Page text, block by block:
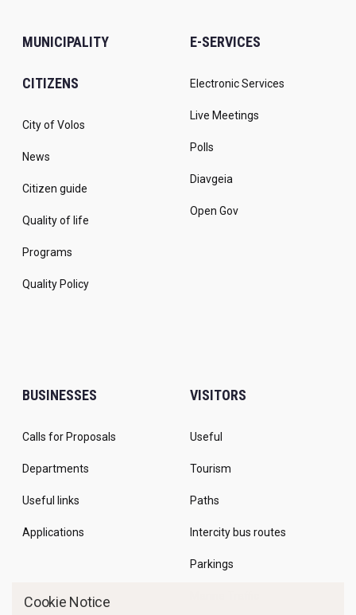
MUNICIPALITY
CITIZENS
City of Volos
News
Citizen guide
Quality of life
Programs
Quality Policy
E-SERVICES
Electronic Services
Live Meetings
Polls
Diavgeia
Open Gov
BUSINESSES
Calls for Proposals
Departments
Useful links
Applications
VISITORS
Useful
Tourism
Paths
Intercity bus routes
Parkings
Cookie Notice